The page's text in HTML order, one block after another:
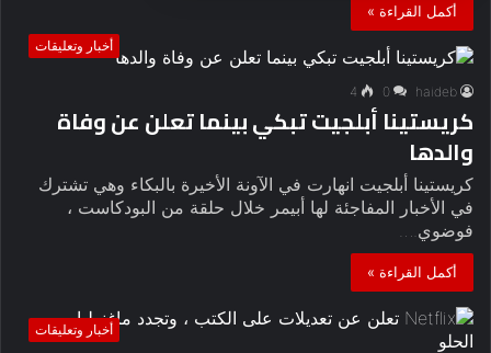
أكمل القراءة »
أخبار وتعليقات
haideb
0
4
كريستينا أبلجيت تبكي بينما تعلن عن وفاة
والدها
كريستينا أبلجيت انهارت في الآونة الأخيرة بالبكاء وهي تشترك
في الأخبار المفاجئة لها أبيمر خلال حلقة من البودكاست ،
فوضوي.…
أكمل القراءة »
أخبار وتعليقات